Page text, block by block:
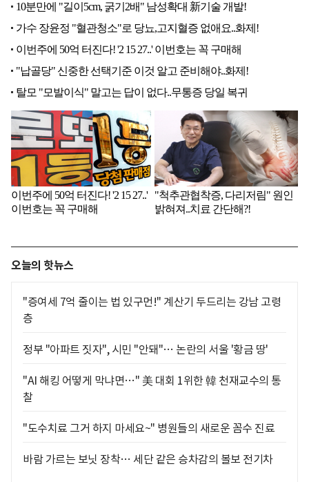
오늘의 핫뉴스
"증여세 7억 줄이는 법 있구먼!" 계산기 두드리는 강남 고령
층
정부 "아파트 짓자", 시민 "안돼"… 논란의 서울 '황금 땅'
"AI 해킹 어떻게 막냐면…" 美 대회 1위한 韓 천재교수의 통
찰
"도수치료 그거 하지 마세요~" 병원들의 새로운 꼼수 진료
바람 가르는 보닛 장착… 세단 같은 승차감의 볼보 전기차